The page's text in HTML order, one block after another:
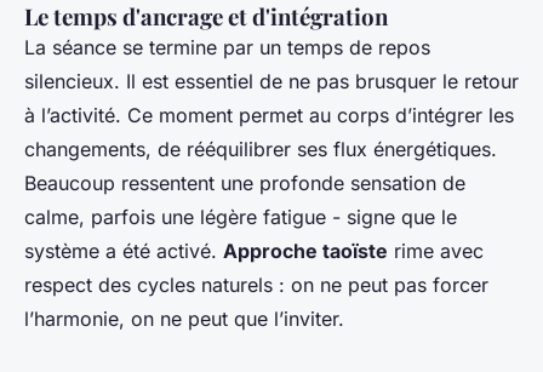
Le temps d'ancrage et d'intégration
La séance se termine par un temps de repos
silencieux. Il est essentiel de ne pas brusquer le retour
à l’activité. Ce moment permet au corps d’intégrer les
changements, de rééquilibrer ses flux énergétiques.
Beaucoup ressentent une profonde sensation de
calme, parfois une légère fatigue - signe que le
système a été activé. Approche taoïste rime avec
respect des cycles naturels : on ne peut pas forcer
l’harmonie, on ne peut que l’inviter.